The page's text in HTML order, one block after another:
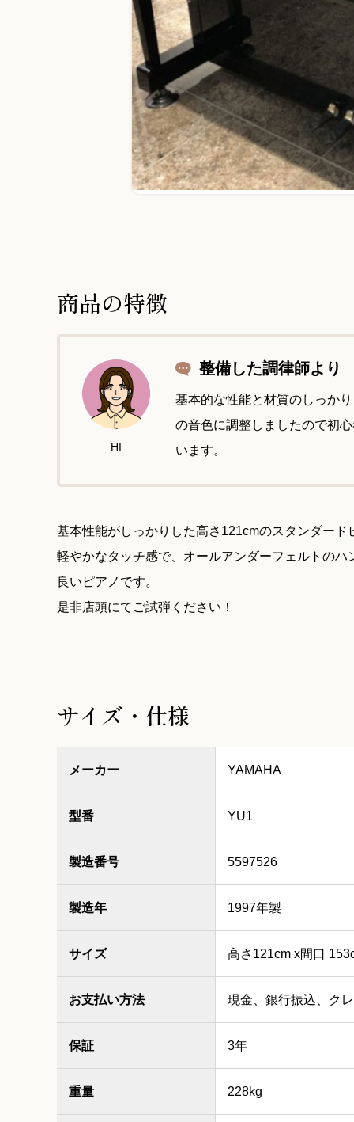
商品の特徴
HI
整備した調律師より
基本的な性能と材質のしっか
の音色に調整しましたので初
います。
基本性能がしっかりした高さ121cmのスタンダード
軽やかなタッチ感で、オールアンダーフェルトの
良いピアノです。
是非店頭にてご試弾ください！
サイズ・仕様
メーカー YAMAHA
型番 YU1
製造番号 5597526
製造年 1997年製
サイズ 高さ121cm x間口
お支払い方法 現金、銀行振込、ク
保証 3年
重量 228kg